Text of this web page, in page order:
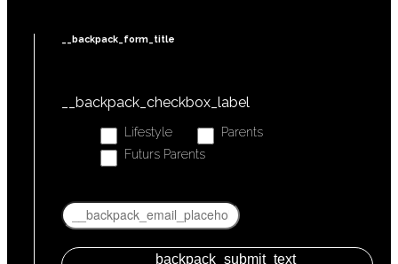
__backpack_form_title
__backpack_checkbox_label
Lifestyle
Parents
Futurs Parents
__backpack_submit_text